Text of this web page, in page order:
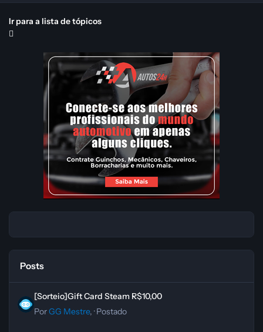
Ir para a lista de tópicos
Posts
[Sorteio]Gift Card Steam R$10,00
PorGG Mestre, ·Postado